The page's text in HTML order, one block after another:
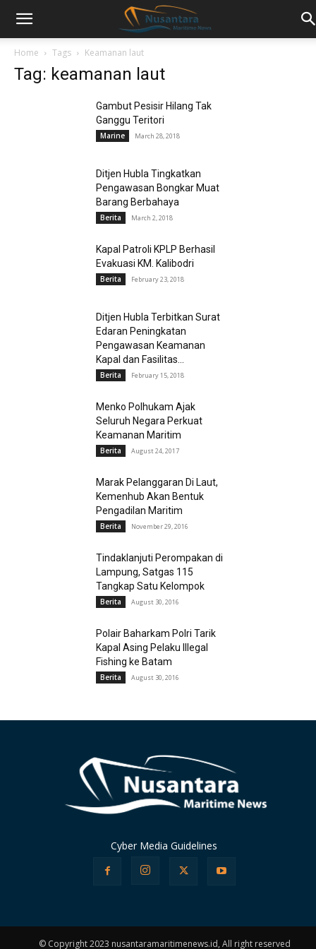
Home Tags Keamanan laut
Tag: keamanan laut
Gambut Pesisir Hilang Tak
Ganggu Teritori
Marine March 28, 2018
Ditjen Hubla Tingkatkan
Pengawasan Bongkar Muat
Barang Berbahaya
Berita March 2, 2018
Kapal Patroli KPLP Berhasil
Evakuasi KM. Kalibodri
Berita February 23, 2018
Ditjen Hubla Terbitkan Surat
Edaran Peningkatan
Pengawasan Keamanan
Kapal dan Fasilitas...
Berita February 15, 2018
Menko Polhukam Ajak
Seluruh Negara Perkuat
Keamanan Maritim
Berita August 24, 2017
Marak Pelanggaran Di Laut,
Kemenhub Akan Bentuk
Pengadilan Maritim
Berita November 29, 2016
Tindaklanjuti Perompakan di
Lampung, Satgas 115
Tangkap Satu Kelompok
Berita August 30, 2016
Polair Baharkam Polri Tarik
Kapal Asing Pelaku Illegal
Fishing ke Batam
Berita August 30, 2016
Cyber Media Guidelines
© Copyright 2023 nusantaramaritimenews.id, All right reserved